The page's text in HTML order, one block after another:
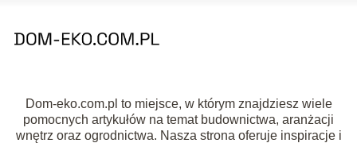
Dom-eko.com.pl to miejsce, w którym znajdziesz wiele
pomocnych artykułów na temat budownictwa, aranżacji
wnętrz oraz ogrodnictwa. Nasza strona oferuje inspiracje i